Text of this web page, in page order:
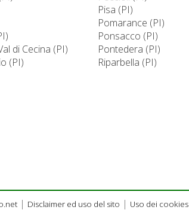
di Cecina (PI)
(PI)
Pisa (PI)
Pomarance (PI)
Ponsacco (PI)
Pontedera (PI)
Riparbella (PI)
| Disclaimer ed uso del sito | Uso dei cookies